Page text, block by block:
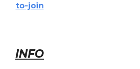
to-join
INFO